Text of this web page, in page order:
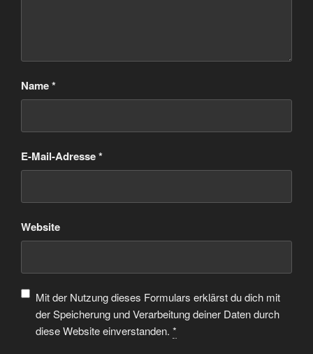
Name*
E-Mail-Adresse*
Website
Mit der Nutzung dieses Formulars erklärst du dich mit
der Speicherung und Verarbeitung deiner Daten durch
diese Website einverstanden. *